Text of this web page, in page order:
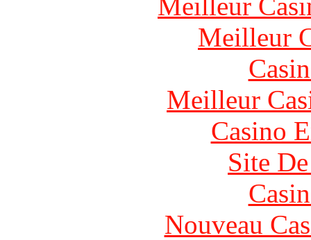
Meilleur
Meilleur
Casino
Site
Nouveau